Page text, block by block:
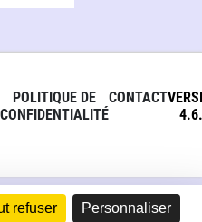
refuser Personnaliser
POLITIQUE DE
CONFIDENTIALITÉ
CONTACT